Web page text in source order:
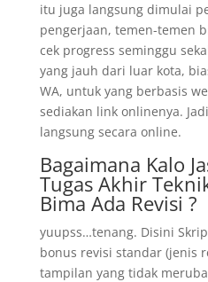
itu juga langsung dimulai
pengerjaan, temen-temen
cek progress seminggu
yang jauh dari luar kota,
WA, untuk yang berbasis
sediakan link onlinenya.
langsung secara online.
Bagaimana Kalo
Tugas Akhir
Bima Ada Revisi ?
yuupss…tenang. Disini
bonus revisi standar (jenis
tampilan yang tidak